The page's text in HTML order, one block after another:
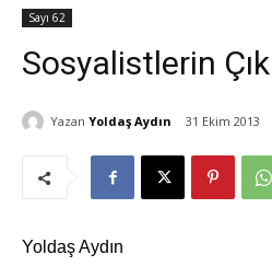
Sayı 62
Sosyalistlerin
Yazan Yoldaş Aydın 31 Ekim 2013
Yoldaş Aydın